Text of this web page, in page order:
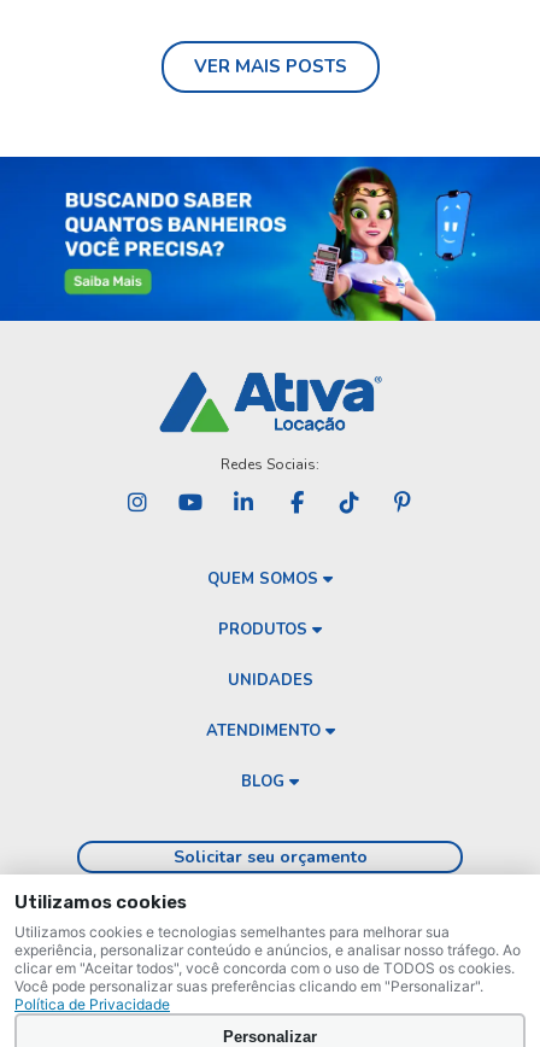
VER MAIS POSTS
Redes Sociais:
QUEM SOMOS
PRODUTOS
UNIDADES
ATENDIMENTO
BLOG
Solicitar seu orçamento
0800 180 3161
Utilizamos cookies
Utilizamos cookies e tecnologias semelhantes para melhorar sua
experiência, personalizar conteúdo e anúncios, e analisar nosso tráfego. Ao
clicar em "Aceitar todos", você concorda com o uso de TODOS os cookies.
Você pode personalizar suas preferências clicando em "Personalizar".
Política de Privacidade
Personalizar